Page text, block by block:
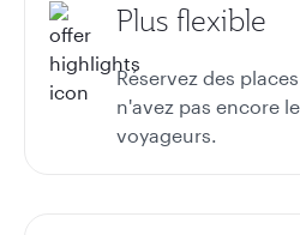
Plus flexible
Réservez des
n'avez pas encore
voyageurs.